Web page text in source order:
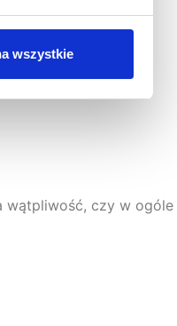
wszystkie
wątpliwość, czy w